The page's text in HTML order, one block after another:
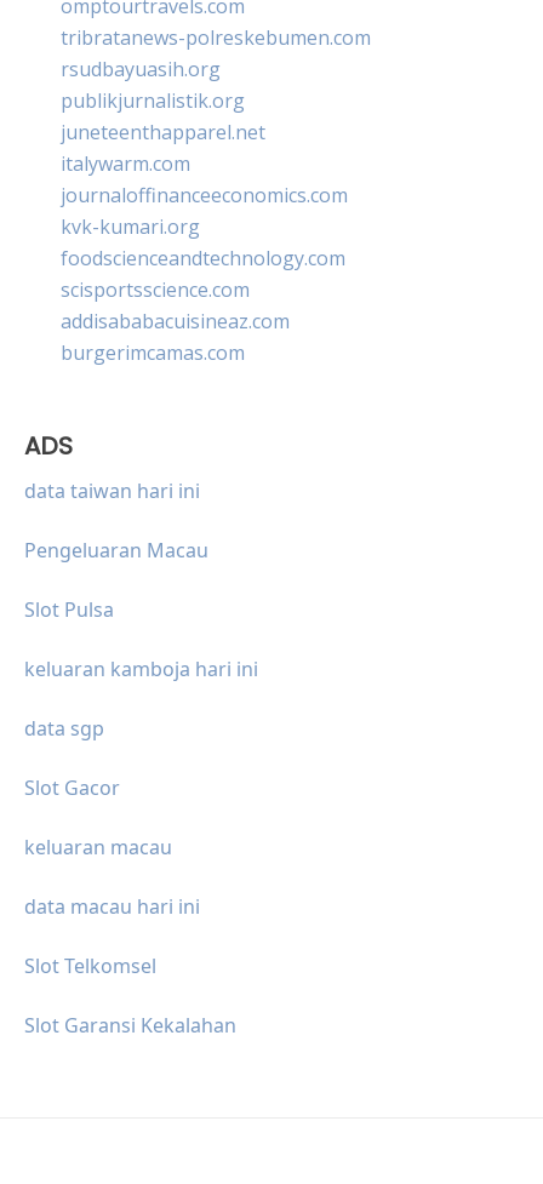
omptourtravels.com
tribratanews-polreskebumen.com
rsudbayuasih.org
publikjurnalistik.org
juneteenthapparel.net
italywarm.com
journaloffinanceeconomics.com
kvk-kumari.org
foodscienceandtechnology.com
scisportsscience.com
addisababacuisineaz.com
burgerimcamas.com
ADS
data taiwan hari ini
Pengeluaran Macau
Slot Pulsa
keluaran kamboja hari ini
data sgp
Slot Gacor
keluaran macau
data macau hari ini
Slot Telkomsel
Slot Garansi Kekalahan